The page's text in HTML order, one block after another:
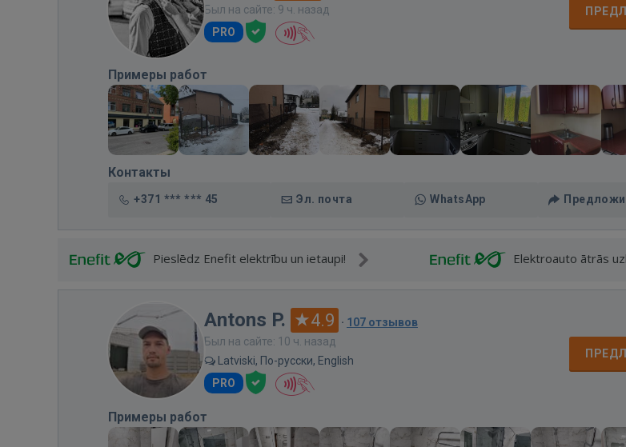
Был на сайте: 9 ч. назад
PRO
Примеры работ
Контакты
+371 *** *** 45 Эл. почта WhatsApp
Pieslēdz Enefit elektrību un ietaupi! Elektroauto ātrās
Antons P. 4.9 · 107 отзывов
Был на сайте: 10 ч. назад
Latviski, По-русски, English
PRO
Примеры работ